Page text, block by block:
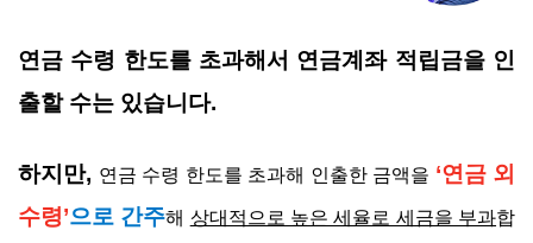
연금 수령 한도를 초과해서 연금계좌 적립금을 인
출할 수는 있습니다.
하지만, 연금 수령 한도를 초과해 인출한 금액을 ‘연금 외
수령’으로 간주해 상대적으로 높은 세율로 세금을 부과합